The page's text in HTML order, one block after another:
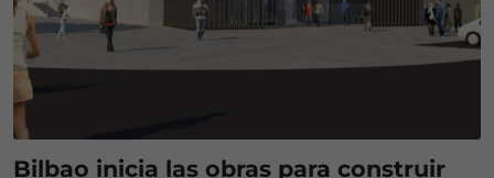
Bilbao inicia las obras para construir